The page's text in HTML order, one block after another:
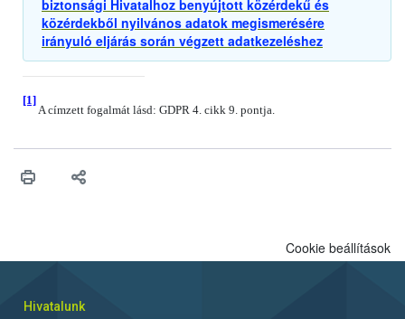
biztonsági Hivatalhoz benyújtott közérdekű és
közérdekből nyilvános adatok megismerésére
irányuló eljárás során végzett adatkezeléshez
[1]
A címzett fogalmát lásd: GDPR 4. cikk 9. pontja.
Cookie beállítások
Hivatalunk